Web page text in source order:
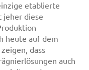
etablierte
jeher diese
heute auf dem
dass
auch